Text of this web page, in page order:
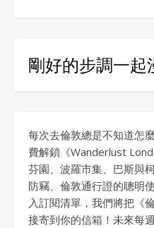
剛好的步調一起
每次去倫敦總是不知道怎
費解鎖《Wanderlust
芬園、波羅市集、巴斯與
防竊、倫敦通行證的聰明
入訂閱清單，我們將把《
接寄到你的信箱！未來每